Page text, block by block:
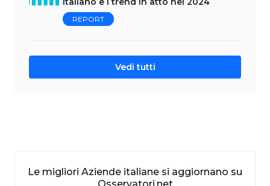
REPORT
Vedi tutti
Le migliori Aziende italiane si aggiornano su
Osservatori.net